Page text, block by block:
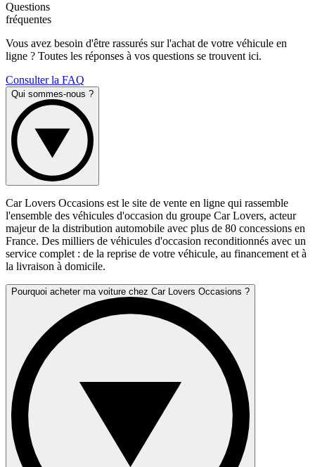
Questions
fréquentes
Vous avez besoin d'être rassurés sur l'achat de votre véhicule en
ligne ? Toutes les réponses à vos questions se trouvent ici.
Consulter la FAQ
Qui sommes-nous ?
Car Lovers Occasions est le site de vente en ligne qui rassemble
l'ensemble des véhicules d'occasion du groupe Car Lovers, acteur
majeur de la distribution automobile avec plus de 80 concessions en
France. Des milliers de véhicules d'occasion reconditionnés avec un
service complet : de la reprise de votre véhicule, au financement et à
la livraison à domicile.
Pourquoi acheter ma voiture chez Car Lovers Occasions ?